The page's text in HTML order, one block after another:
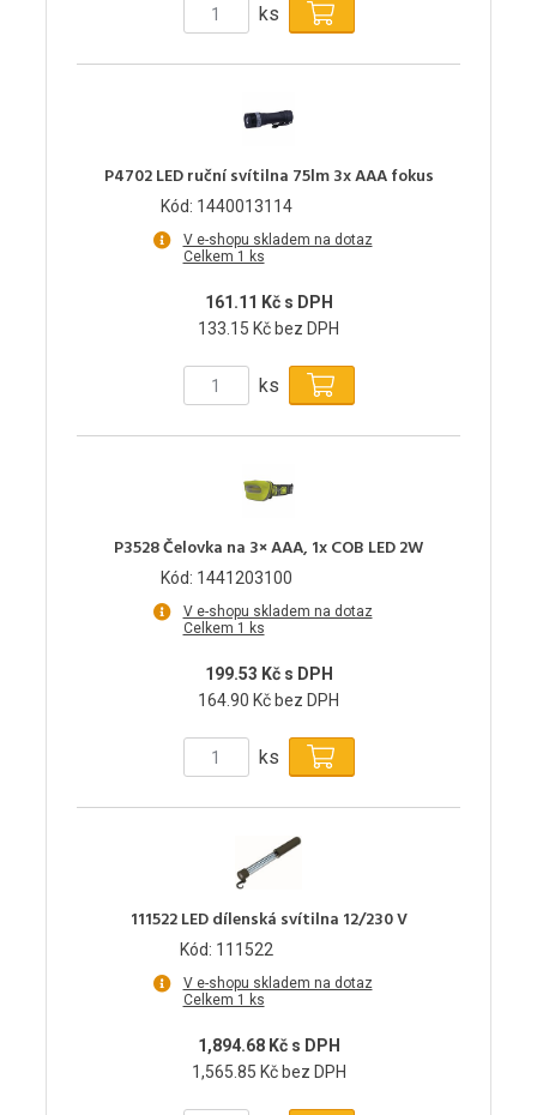
ks
P4702 LED ruční svítilna 75lm 3x AAA fokus
Kód: 1440013114
V e-shopu skladem na dotaz
Celkem 1 ks
161.11 Kč s DPH
133.15 Kč bez DPH
ks
P3528 Čelovka na 3× AAA, 1x COB LED 2W
Kód: 1441203100
V e-shopu skladem na dotaz
Celkem 1 ks
199.53 Kč s DPH
164.90 Kč bez DPH
ks
111522 LED dílenská svítilna 12/230 V
Kód: 111522
V e-shopu skladem na dotaz
Celkem 1 ks
1,894.68 Kč s DPH
1,565.85 Kč bez DPH